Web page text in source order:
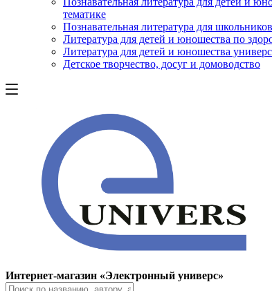
тематике
Познавательная литература для
Литература для детей и юношества по
Литература для детей и юношества
Детское творчество, досуг и домоводство
Интернет-магазин «Электронный универс»